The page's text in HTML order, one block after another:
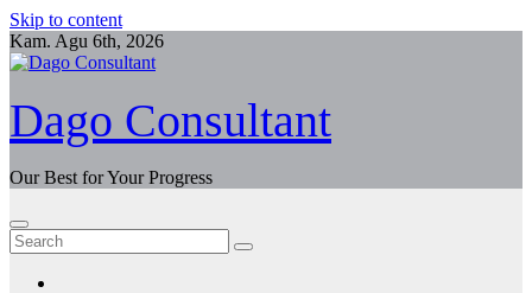
Skip to content
Kam. Agu 6th, 2026
Dago Consultant
Our Best for Your Progress